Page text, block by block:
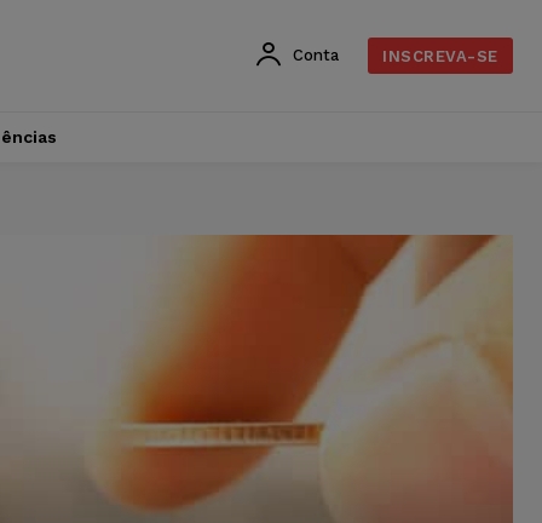
Conta INSCREVA-SE